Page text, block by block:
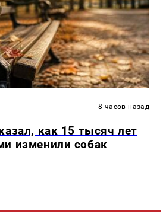
8 часов назад
как 15 тысяч лет
изменили собак